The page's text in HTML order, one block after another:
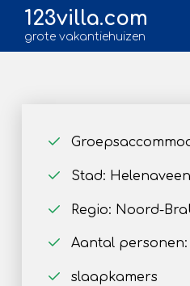
123villa.com
grote vakantiehuizen
Stad: Helenaveen
Regio: Noord-
Aantal personen:
slaapkamers